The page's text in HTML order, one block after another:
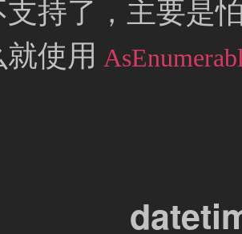
支持了，主要是
使用